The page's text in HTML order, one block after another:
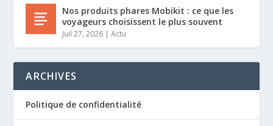
Nos produits phares Mobikit : ce que les
voyageurs choisissent le plus souvent
Juil 27, 2026 |Actu
ARCHIVES
Politique de confidentialité